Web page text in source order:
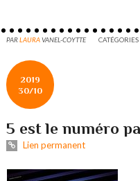
PARLAURAVANEL-COYTTE
2019
30/10
5 est le numéro
Lien permanent